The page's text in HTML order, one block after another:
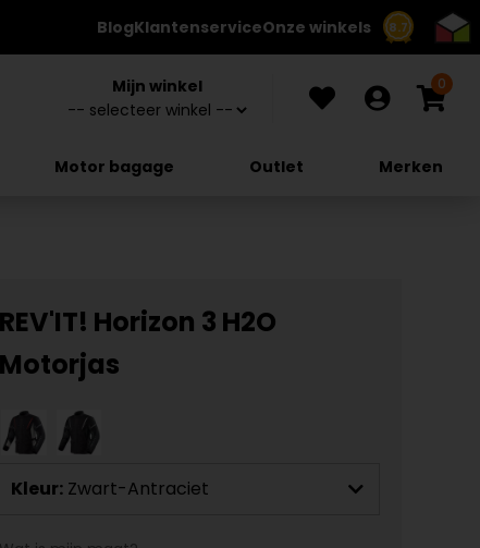
8.7
BlogKlantenserviceOnze winkels
Mijn winkel 0
Motor bagage Outlet Merken
REV'IT! Horizon 3 H2O
Motorjas
Kleur: Zwart-Antraciet